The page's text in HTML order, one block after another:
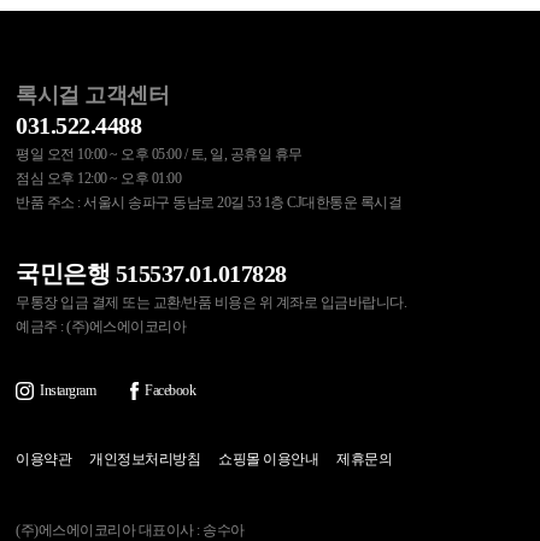
록시걸 고객센터
031.522.4488
평일 오전 10:00 ~ 오후 05:00 / 토, 일, 공휴일 휴무
점심 오후 12:00 ~ 오후 01:00
반품 주소 : 서울시 송파구 동남로 20길 53 1층 CJ대한통운 록시걸
국민은행 515537.01.017828
무통장 입금 결제 또는 교환/반품 비용은 위 계좌로 입금바랍니다.
예금주 : (주)에스에이코리아
Instargram Facebook
이용약관 개인정보처리방침 쇼핑몰 이용안내 제휴문의
(주)에스에이코리아 대표이사 : 송수아